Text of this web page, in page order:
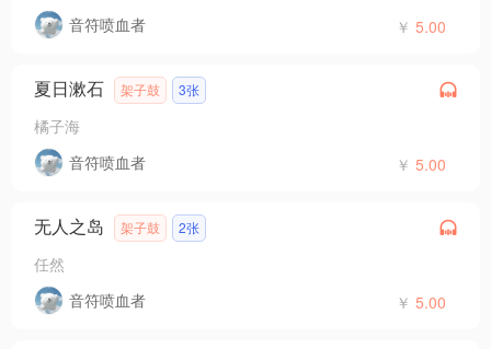
音符喷血者
￥ 5.00
夏日漱石 架子鼓 3张
橘子海
音符喷血者
￥ 5.00
无人之岛 架子鼓 2张
任然
音符喷血者
￥ 5.00